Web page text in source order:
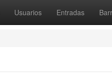
Usuarios Entradas